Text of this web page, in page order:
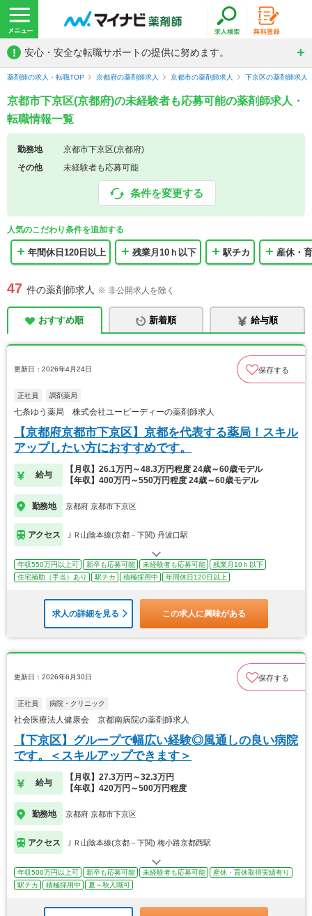
! 安心・安全な転職サポートの提供に努めます。
薬剤師の求人・転職TOP 京都府の薬剤師求人 京都市の薬剤師求人 下京区の薬剤師求人
京都市下京区(京都府)の未経験者も応募可能の薬剤師求人・
転職情報一覧
勤務地
京都市下京区(京都府)
その他
未経験者も応募可能
条件を変更する
人気のこだわり条件を追加する
年間休日120日以上 残業月10ｈ以下 駅チカ 産休・
47 件の薬剤師求人 ※ 非公開求人を除く
おすすめ順 新着順 給与順
更新日：2026年4月24日 保存する
正社員 調剤薬局
七条ゆう薬局 株式会社ユーピーディーの薬剤師求人
【京都府京都市下京区】京都を代表する薬局！スキル
アップしたい方におすすめです。
給与
【月収】26.1万円～48.3万円程度 24歳～60歳モデル
【年収】400万円～550万円程度 24歳～60歳モデル
勤務地 京都府 京都市下京区
アクセス ＪＲ山陰本線(京都－下関) 丹波口駅
年収550万円以上可 新卒も応募可能 未経験者も応募可能
残業月10ｈ以下
住宅補助（手当）あり
駅チカ 積極採用中 年間休日120日以上
求人の詳細を見る この求人に興味がある
更新日：2026年6月30日 保存する
正社員 病院・クリニック
社会医療法人健康会 京都南病院の薬剤師求人
【下京区】グループで幅広い経験◎風通しの良い病院
です。＜スキルアップできます＞
給与
【月収】27.3万円～32.3万円
【年収】420万円～500万円程度
勤務地 京都府 京都市下京区
アクセス ＪＲ山陰本線(京都－下関) 梅小路京都西駅
年収500万円以上可 新卒も応募可能 未経験者も応募可能
産休・育休取得実績有り
駅チカ
積極採用中 夏～秋入職可